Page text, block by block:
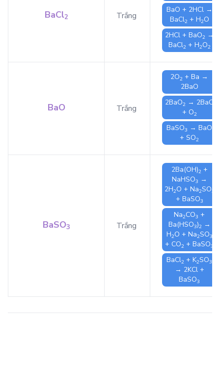
BaCl2 Trắng
BaO + 2HCl→
BaCl2 + H2O
2HCl+ BaO2 →
BaCl2 + H2O2
BaO Trắng
2O2 + Ba →
2BaO
2BaO2 → 2BaO
+ O2
BaSO3 → BaO
+ SO2
BaSO3 Trắng
2Ba(OH)2 +
NaHSO3 →
2H2O + Na2SO3
+ BaSO3
Na2CO3 +
Ba(HSO3)2 →
H2O + Na2SO3
+ CO2 + BaSO3
BaCl2 + K2SO3
→ 2KCl+
BaSO3